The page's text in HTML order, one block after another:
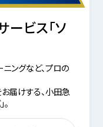
ビス「ソ
ングなど、プロの
届けする、小田急